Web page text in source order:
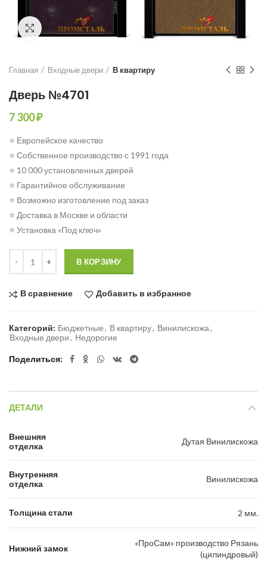
Click to enlarge
Главная Входные двери В квартиру
Дверь №4701
7 300₽
⭐ Европейское качество
⭐ Собственное производство с 1991 года
⭐ 10 000 установленных дверей
⭐ Гарантийное обслуживание
⭐ Возможно изготовление под заказ
⭐ Доставка в Москве и области
⭐ Установка «Под ключ»
В КОРЗИНУ
В сравнение Добавить в избранное
Категорий: Бюджетные, В квартиру, Винилискожа,
Входные двери, Недорогие
Поделиться
ДЕТАЛИ
Внешняя
отделка
Дутая Винилискожа
Внутренняя
отделка
Винилискожа
Толщина стали 2 мм.
Нижний замок
«ПроСам» производство Рязань
(цилиндровый)